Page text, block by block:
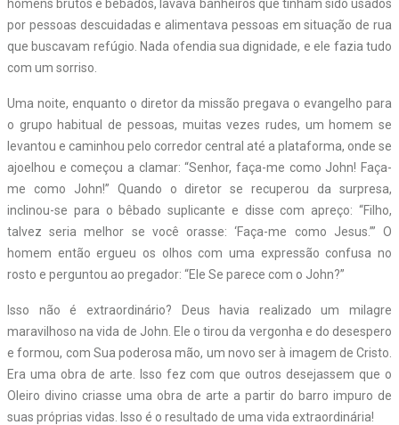
homens brutos e bêbados, lavava banheiros que tinham sido usados
por pessoas descuidadas e alimentava pessoas em situação de rua
que buscavam refúgio. Nada ofendia sua dignidade, e ele fazia tudo
com um sorriso.
Uma noite, enquanto o diretor da missão pregava o evangelho para
o grupo habitual de pessoas, muitas vezes rudes, um homem se
levantou e caminhou pelo corredor central até a plataforma, onde se
ajoelhou e começou a clamar: “Senhor, faça-me como John! Faça-
me como John!” Quando o diretor se recuperou da surpresa,
inclinou-se para o bêbado suplicante e disse com apreço: “Filho,
talvez seria melhor se você orasse: ‘Faça-me como Jesus.’” O
homem então ergueu os olhos com uma expressão confusa no
rosto e perguntou ao pregador: “Ele Se parece com o John?”
Isso não é extraordinário? Deus havia realizado um milagre
maravilhoso na vida de John. Ele o tirou da vergonha e do desespero
e formou, com Sua poderosa mão, um novo ser à imagem de Cristo.
Era uma obra de arte. Isso fez com que outros desejassem que o
Oleiro divino criasse uma obra de arte a partir do barro impuro de
suas próprias vidas. Isso é o resultado de uma vida extraordinária!